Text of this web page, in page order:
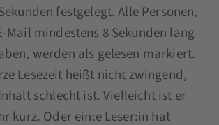
festgelegt. Alle Personen,
Mail mindestens 8 Sekunden lang
werden als gelesen markiert.
Lesezeit heißt nicht zwingend,
schlecht ist. Vielleicht ist er
kurz. Oder ein:e Leser:in hat